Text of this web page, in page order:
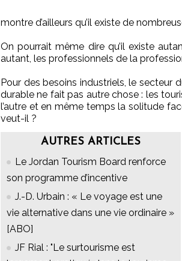
montre d’ailleurs qu’il existe de
On pourrait même dire qu’il existe
autant, les professionnels de la
Pour des besoins industriels, le secteur
durable ne fait pas autre chose : les
l’autre et en même temps la solitude
veut-il ?
AUTRES ARTICLES
Le Jordan Tourism Board renforce
son programme d’incentive
J.-D. Urbain : « Le voyage est une
vie alternative dans une vie ordinaire »
[ABO]
JF Rial : "Le surtourisme est